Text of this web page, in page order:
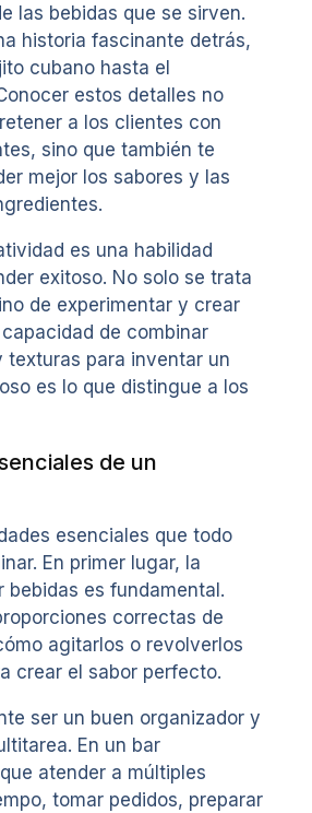
las bebidas que se sirven.
historia fascinante detrás,
cubano hasta el
estos detalles no
a los clientes con
sino que también te
mejor los sabores y las
es una habilidad
exitoso. No solo se trata
de experimentar y crear
de combinar
texturas para inventar un
es lo que distingue a los
de un
esenciales que todo
En primer lugar, la
bebidas es fundamental.
correctas de
agitarlos o revolverlos
crear el sabor perfecto.
ser un buen organizador y
En un bar
atender a múltiples
tomar pedidos, preparar